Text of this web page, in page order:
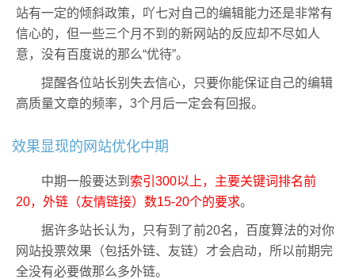
站有一定的倾斜政策，吖七对自己的编辑能力还是非常有
信心的，但一些三个月不到的新网站的反应却不尽如人
意，没有百度说的那么“优待”。
提醒各位站长别失去信心，只要你能保证自己的编辑
高质量文章的频率，3个月后一定会有回报。
效果显现的网站优化中期
中期一般要达到 索引300以上，主要关键词排名前
20，外链（友情链接）数15-20个的要求。
据许多站长认为，只有到了前20名，百度算法的对你
网站投票效果（包括外链、友链）才会启动，所以前期完
全没有必要做那么多外链。